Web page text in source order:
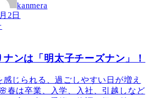
kanmera
2日
ンは「明太子チーズナン」！
感じられる、過ごしやすい日が増え
春は卒業、入学、入社、引越しなど